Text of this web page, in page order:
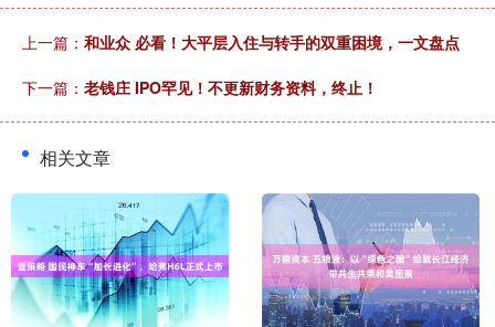
上一篇： 和业众 必看！大平层入住与转手的双重困境，一文盘点
下一篇： 老钱庄 IPO罕见！不更新财务资料，终止！
相关文章